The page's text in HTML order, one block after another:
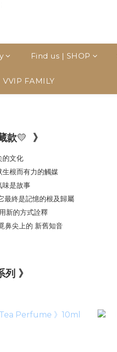
Find us | SHOP
VVIP FAMILY
款💛 》
的文化
根而有力的觸媒
味是故事
最終是記憶的根及歸屬
新的方式詮釋
鼻尖上的 新舊知音
列 》